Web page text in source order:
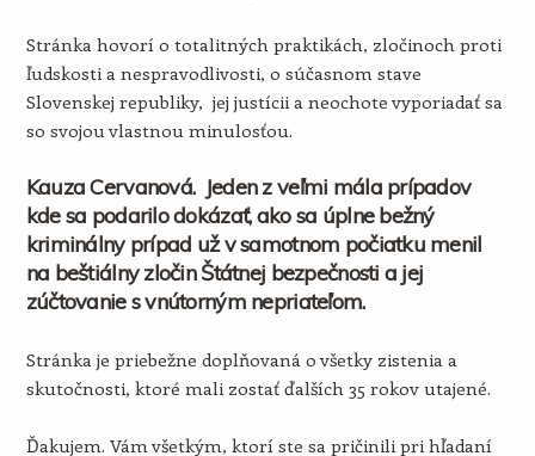
Stránka hovorí o totalitných praktikách, zločinoch proti
ľudskosti a nespravodlivosti, o súčasnom stave
Slovenskej republiky, jej justícii a neochote vyporiadať sa
so svojou vlastnou minulosťou.
Kauza Cervanová. Jeden z veľmi mála prípadov
kde sa podarilo dokázať, ako sa úplne bežný
kriminálny prípad už v samotnom počiatku menil
na beštiálny zločin Štátnej bezpečnosti a jej
zúčtovanie s vnútorným nepriateľom.
Stránka je priebežne doplňovaná o všetky zistenia a
skutočnosti, ktoré mali zostať ďalších 35 rokov utajené.
Ďakujem. Vám všetkým, ktorí ste sa pričinili pri hľadaní